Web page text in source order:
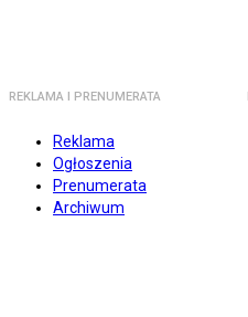
REKLAMA I PRENUMERATA
Reklama
Ogłoszenia
Prenumerata
Archiwum